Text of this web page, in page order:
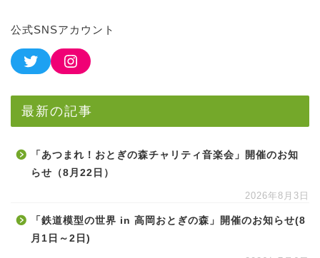
公式SNSアカウント
最新の記事
「あつまれ！おとぎの森チャリティ音楽会」開催のお知
らせ（8月22日）
2026年8月3日
「鉄道模型の世界 in 高岡おとぎの森」開催のお知らせ(8
月1日～2日)